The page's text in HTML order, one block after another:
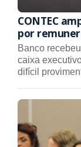
CONTEC
por
Banco
caixa
difícil